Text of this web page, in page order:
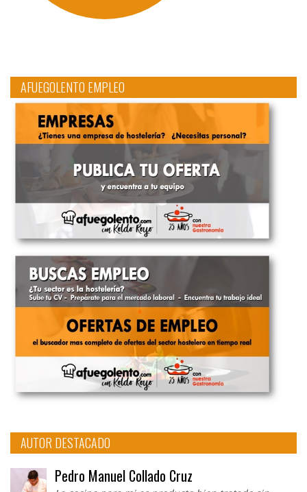
AFUEGOLENTO EMPLEO
AUTOR DESTACADO
Pedro Manuel Collado Cruz